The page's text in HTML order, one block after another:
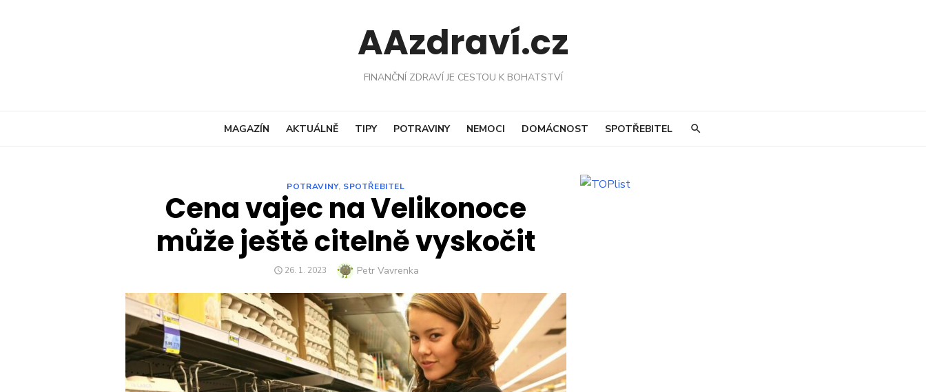
AAzdraví.cz
FINANČNÍ ZDRAVÍ JE CESTOU K BOHATSTVÍ
MAGAZÍN AKTUÁLNĚ TIPY POTRAVINY NEMOCI DOMÁCNOST SPOTŘEBITEL
POTRAVINY, SPOTŘEBITEL
Cena vajec na Velikonoce
může ještě citelně vyskočit
POSTED
26. 1. 2023 Author
Petr Vavrenka